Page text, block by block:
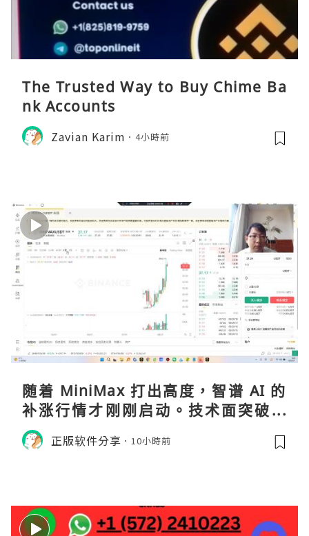
The Trusted Way to Buy Chime Ba
nk Accounts
Zavian Karim 4小時前
随着 MiniMax 打出高度，智谱 AI 的
补涨行情才刚刚启动。技术面突破在
即，基本面逻辑硬朗，目标先看 170，
顺势做多，在巨头上市潮来临前享受泡
正版软件分享 10小時前